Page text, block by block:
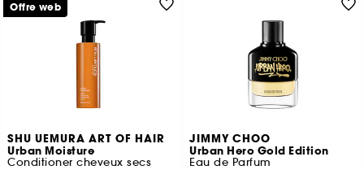
SHU UEMURA ART OF HAIR
Urban Moisture
Conditioner cheveux secs
Offre web
JIMMY CHOO
Urban Hero Gold Edition
Eau de Parfum